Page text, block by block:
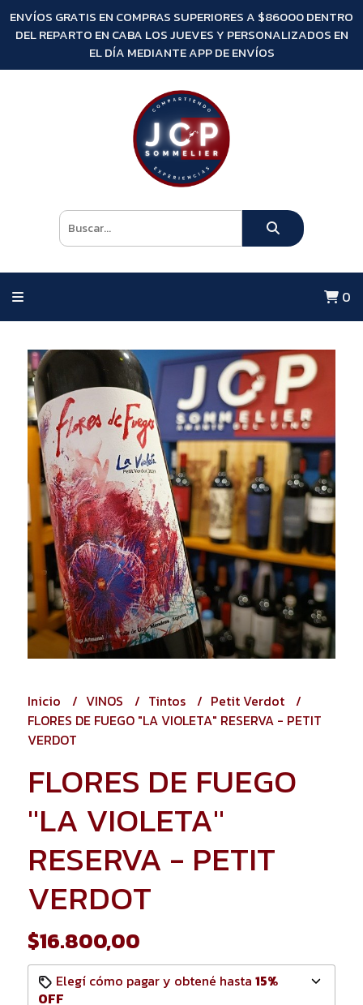
ENVÍOS GRATIS EN COMPRAS SUPERIORES A $86000 DENTRO
DEL REPARTO EN CABA LOS JUEVES Y PERSONALIZADOS EN
EL DÍA MEDIANTE APP DE ENVÍOS
0
Inicio VINOS Tintos
Petit Verdot
FLORES DE FUEGO "LA VIOLETA" RESERVA - PETIT
VERDOT
FLORES DE FUEGO
"LA VIOLETA"
RESERVA - PETIT
VERDOT
$16.800,00
Elegí cómo pagar y obtené hasta 15%
OFF